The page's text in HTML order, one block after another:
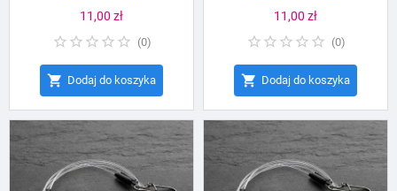
Cena
11,00 zł
(0)
 Dodaj do koszyka
Cena
11,00 zł
(0)
 Dodaj do koszyka